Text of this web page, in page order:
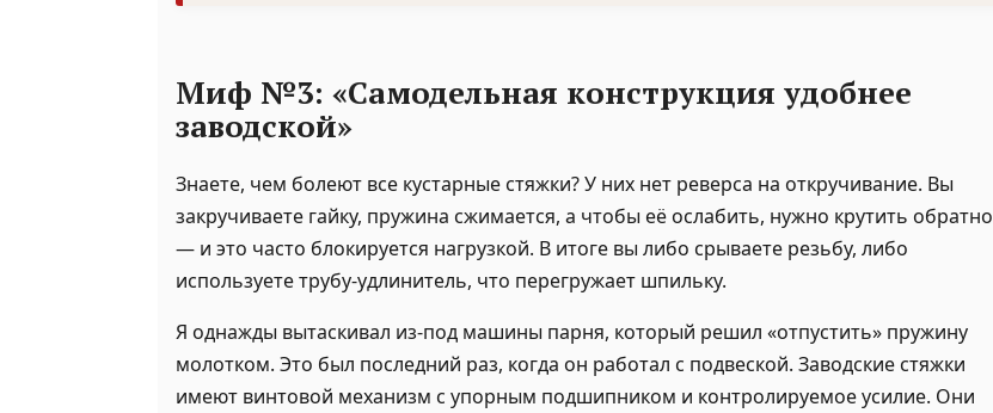
Миф №3: «Самодельная конструкция удобнее
заводской»
Знаете, чем болеют все кустарные стяжки? У них нет реверса на откручивание. Вы
закручиваете гайку, пружина сжимается, а чтобы её ослабить, нужно крутить обратно
— и это часто блокируется нагрузкой. В итоге вы либо срываете резьбу, либо
используете трубу-удлинитель, что перегружает шпильку.
Я однажды вытаскивал из-под машины парня, который решил «отпустить» пружину
молотком. Это был последний раз, когда он работал с подвеской. Заводские стяжки
имеют винтовой механизм с упорным подшипником и контролируемое усилие. Они